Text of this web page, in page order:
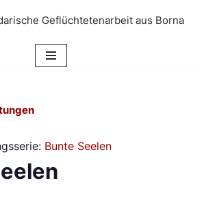
Geflüchtetenarbeit aus Borna
Bunte Seelen